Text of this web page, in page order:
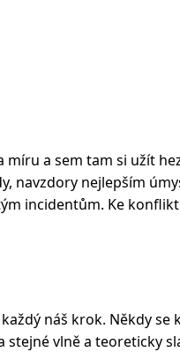
míru a sem tam si užít
navzdory nejlepším
incidentům. Ke
náš krok. Někdy se
stejné vlně a teoreticky